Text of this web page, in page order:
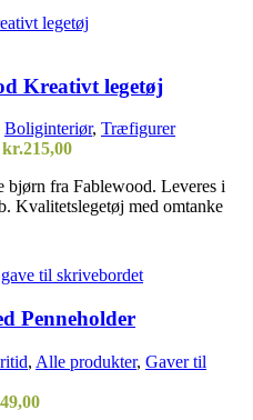
Kreativt legetøj
Boliginteriør, Træfigurer
Den
pris
var:
kr.215,00Den
pris
er:
fra Fablewood. Leveres i
Kvalitetslegetøj med omtanke
Penneholder
, Alle produkter, Gaver til